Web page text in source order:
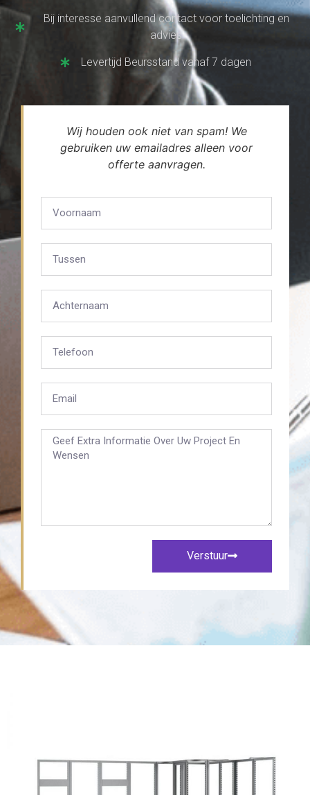
Bij interesse aanvullend contact voor toelichting en
advies
Levertijd Beursstand vanaf 7 dagen
Wij houden ook niet van spam! We
gebruiken uw emailadres alleen voor
offerte aanvragen.
Verstuur